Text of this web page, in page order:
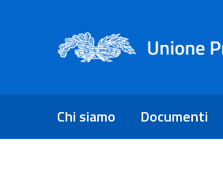
Chi siamo Documenti